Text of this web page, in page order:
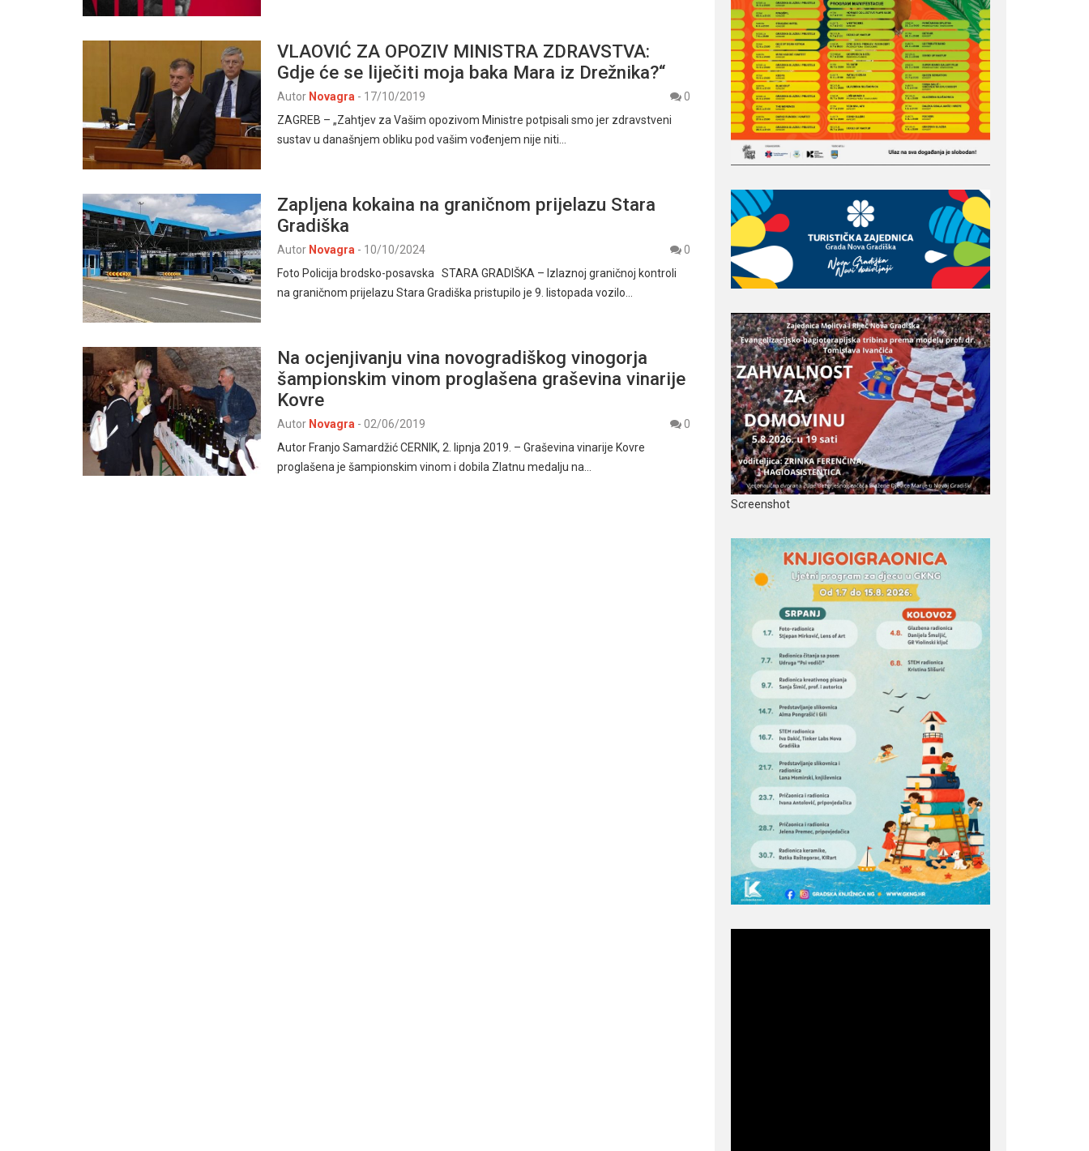
VLAOVIĆ ZA OPOZIV MINISTRA ZDRAVSTVA:
Gdje će se liječiti moja baka Mara iz Drežnika?“
Autor Novagra - 17/10/2019
0
ZAGREB – „Zahtjev za Vašim opozivom Ministre potpisali smo jer zdravstveni
sustav u današnjem obliku pod vašim vođenjem nije niti…
Zapljena kokaina na graničnom prijelazu Stara
Gradiška
Autor Novagra - 10/10/2024
0
Foto Policija brodsko-posavska STARA GRADIŠKA – Izlaznoj graničnoj kontroli
na graničnom prijelazu Stara Gradiška pristupilo je 9. listopada vozilo…
Na ocjenjivanju vina novogradiškog vinogorja
šampionskim vinom proglašena graševina vinarije
Kovre
Autor Novagra - 02/06/2019
0
Autor Franjo Samardžić CERNIK, 2. lipnja 2019. – Graševina vinarije Kovre
proglašena je šampionskim vinom i dobila Zlatnu medalju na…
Screenshot